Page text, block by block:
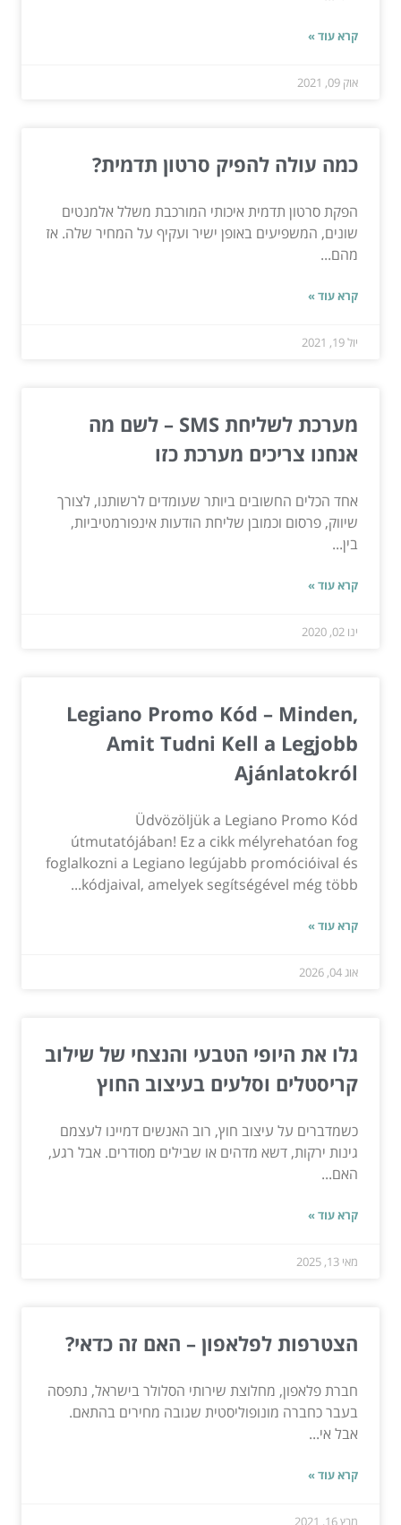
קרא עוד »
אוק 09, 2021
כמה עולה להפיק סרטון תדמית?
הפקת סרטון תדמית איכותי המורכבת משלל אלמנטים
שונים, המשפיעים באופן ישיר ועקיף על המחיר שלה. אז
מהם...
קרא עוד »
יול 19, 2021
מערכת לשליחת SMS – לשם מה
אנחנו צריכים מערכת כזו
אחד הכלים החשובים ביותר שעומדים לרשותנו, לצורך
שיווק, פרסום וכמובן שליחת הודעות אינפורמטיביות,
בין...
קרא עוד »
ינו 02, 2020
Legiano Promo Kód – Minden,
Amit Tudni Kell a Legjobb
Ajánlatokról
Üdvözöljük a Legiano Promo Kód
útmutatójában! Ez a cikk mélyrehatóan fog
foglalkozni a Legiano legújabb promócióival és
kódjaival, amelyek segítségével még több...
קרא עוד »
אוג 04, 2026
גלו את היופי הטבעי והנצחי של שילוב
קריסטלים וסלעים בעיצוב החוץ
כשמדברים על עיצוב חוץ, רוב האנשים דמיינו לעצמם
גינות ירקות, דשא מדהים או שבילים מסודרים. אבל רגע,
האם...
קרא עוד »
מאי 13, 2025
הצטרפות לפלאפון – האם זה כדאי?
חברת פלאפון, מחלוצת שירותי הסלולר בישראל, נתפסה
בעבר כחברה מונופוליסטית שגובה מחירים בהתאם.
אבל אי...
קרא עוד »
מרץ 16, 2021